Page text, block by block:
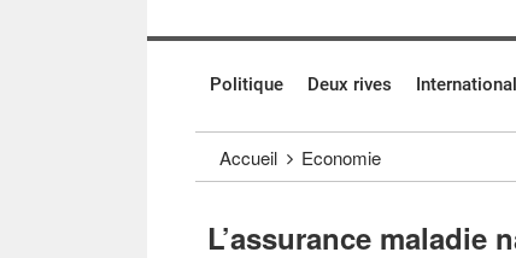
Politique Deux rives International
Accueil Economie
L’assurance maladie